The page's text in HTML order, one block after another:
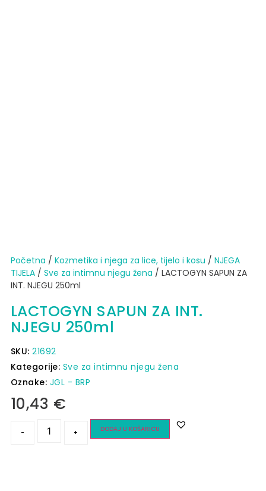
Početna / Kozmetika i njega za lice, tijelo i kosu / NJEGA
TIJELA/ Sve za intimnu njegu žena / LACTOGYN SAPUN ZA
INT. NJEGU 250ml
LACTOGYN SAPUN ZA INT.
NJEGU 250ml
SKU:21692
Kategorije: Sve za intimnu njegu žena
Oznake: JGL - BRP
10,43 €
- + DODAJ U KOŠARICU